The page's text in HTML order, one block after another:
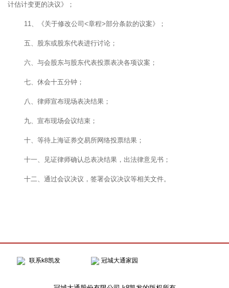
计估计变更的决议》；
11、《关于修改公司<章程>部分条款的议案》；
五、股东或股东代表进行讨论；
六、与会股东与股东代表投票表决各项议案；
七、休会十五分钟；
八、律师宣布现场表决结果；
九、宣布现场会议结束；
十、等待上海证券交易所网络投票结果；
十一、见证律师确认总表决结果，出法律意见书；
十二、通过会议决议，签署会议决议等相关文件。
联系k8凯发 冠城大通家园